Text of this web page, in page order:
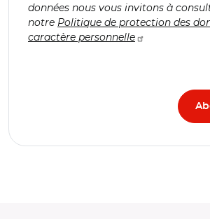
données nous vous invitons à
notre Politique de protection des
caractère personnelle